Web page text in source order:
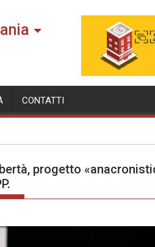
CONTATTI
progetto